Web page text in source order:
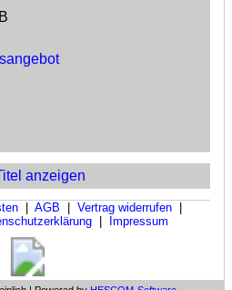
anzeigen
AGB Vertrag widerrufen
| Impressum